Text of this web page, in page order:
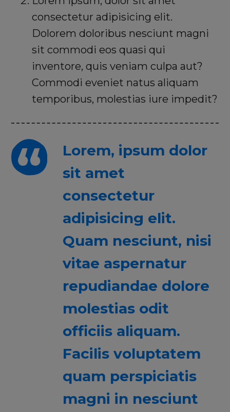
consectetur adipisicing elit.
Dolorem doloribus nesciunt magni
sit commodi eos quasi qui
inventore, quis veniam culpa aut?
Commodi eveniet natus aliquam
temporibus, molestias iure impedit?
Lorem, ipsum dolor
sit amet
consectetur
adipisicing elit.
Quam nesciunt, nisi
vitae aspernatur
repudiandae dolore
molestias odit
officiis aliquam.
Facilis voluptatem
quam perspiciatis
magni in nesciunt